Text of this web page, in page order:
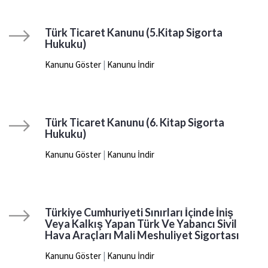
Türk Ticaret Kanunu (5.Kitap Sigorta
Hukuku)
Kanunu Göster | Kanunu İndir
Türk Ticaret Kanunu (6. Kitap Sigorta
Hukuku)
Kanunu Göster | Kanunu İndir
Türkiye Cumhuriyeti Sınırları İçinde İniş
Veya Kalkış Yapan Türk Ve Yabancı Sivil
Hava Araçları Mali Meshuliyet Sigortası
Kanunu Göster | Kanunu İndir